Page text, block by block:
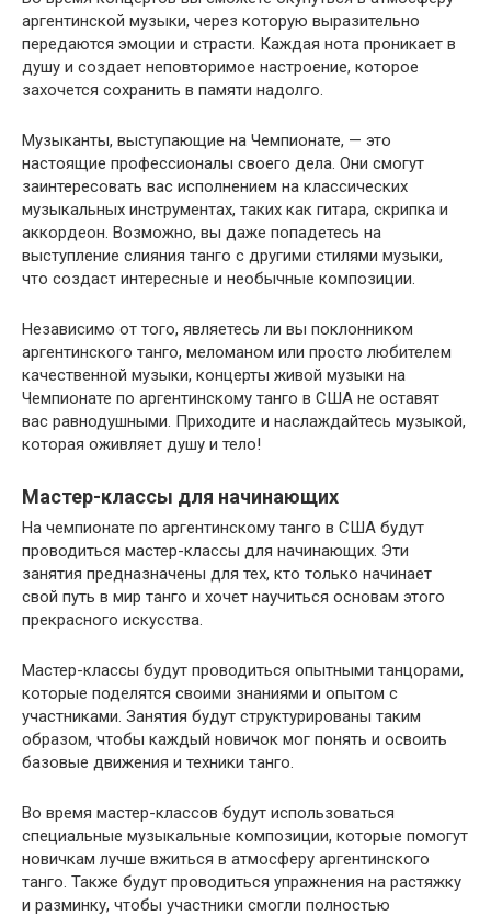
аргентинской музыки, через которую выразительно
передаются эмоции и страсти. Каждая нота проникает в
душу и создает неповторимое настроение, которое
захочется сохранить в памяти надолго.
Музыканты, выступающие на Чемпионате, — это
настоящие профессионалы своего дела. Они смогут
заинтересовать вас исполнением на классических
музыкальных инструментах, таких как гитара, скрипка и
аккордеон. Возможно, вы даже попадетесь на
выступление слияния танго с другими стилями музыки,
что создаст интересные и необычные композиции.
Независимо от того, являетесь ли вы поклонником
аргентинского танго, меломаном или просто любителем
качественной музыки, концерты живой музыки на
Чемпионате по аргентинскому танго в США не оставят
вас равнодушными. Приходите и наслаждайтесь музыкой,
которая оживляет душу и тело!
Мастер-классы для начинающих
На чемпионате по аргентинскому танго в США будут
проводиться мастер-классы для начинающих. Эти
занятия предназначены для тех, кто только начинает
свой путь в мир танго и хочет научиться основам этого
прекрасного искусства.
Мастер-классы будут проводиться опытными танцорами,
которые поделятся своими знаниями и опытом с
участниками. Занятия будут структурированы таким
образом, чтобы каждый новичок мог понять и освоить
базовые движения и техники танго.
Во время мастер-классов будут использоваться
специальные музыкальные композиции, которые помогут
новичкам лучше вжиться в атмосферу аргентинского
танго. Также будут проводиться упражнения на растяжку
и разминку, чтобы участники смогли полностью